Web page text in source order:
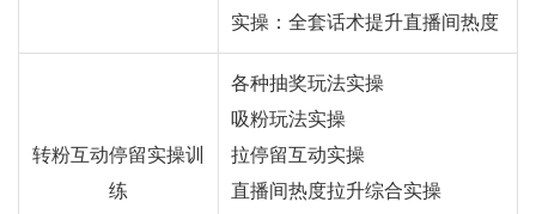
实操：全套话术提升直播间热度
转粉互动停留实操训
练
各种抽奖玩法实操
吸粉玩法实操
拉停留互动实操
直播间热度拉升综合实操